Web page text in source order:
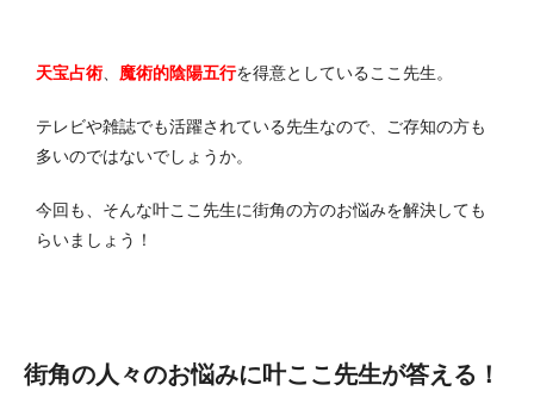
天宝占術 魔術的陰陽五行を得意としているここ先生。
テレビや雑誌でも活躍されている先生なので、ご存知の方も
多いのではないでしょうか。
今回も、そんな叶ここ先生に街角の方のお悩みを解決しても
らいましょう！
街角の人々のお悩みに叶ここ先生が答える！